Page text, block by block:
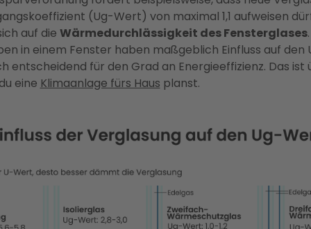
(Ug-Wert) von maximal 1,1 aufweisen
auf die Wärmedurchlässigkeit des Fensterglases
in einem Fenster haben maßgeblich Einfluss auf den
entscheidend für den Grad an Energieeffizienz. Das ist
eine Klimaanlage fürs Haus planst.